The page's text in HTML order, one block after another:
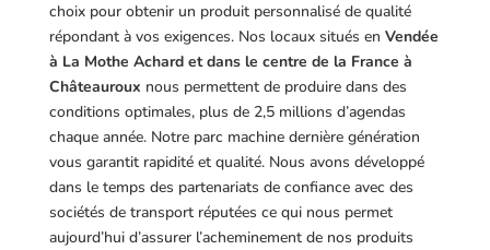
choix pour obtenir un produit personnalisé de qualité
répondant à vos exigences. Nos locaux situés en Vendée
à La Mothe Achard et dans le centre de la France à
Châteauroux nous permettent de produire dans des
conditions optimales, plus de 2,5 millions d’agendas
chaque année. Notre parc machine dernière génération
vous garantit rapidité et qualité. Nous avons développé
dans le temps des partenariats de confiance avec des
sociétés de transport réputées ce qui nous permet
aujourd’hui d’assurer l’acheminement de nos produits